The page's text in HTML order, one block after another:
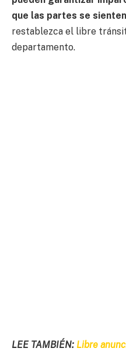
que las partes se
restablezca el libre
departamento.
LEE TAMBIÉN: Libre